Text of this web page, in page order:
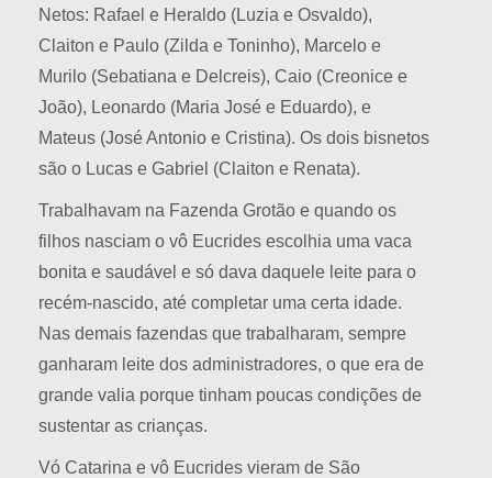
Netos: Rafael e Heraldo (Luzia e Osvaldo),
Claiton e Paulo (Zilda e Toninho), Marcelo e
Murilo (Sebatiana e Delcreis), Caio (Creonice e
João), Leonardo (Maria José e Eduardo), e
Mateus (José Antonio e Cristina). Os dois bisnetos
são o Lucas e Gabriel (Claiton e Renata).
Trabalhavam na Fazenda Grotão e quando os
filhos nasciam o vô Eucrides escolhia uma vaca
bonita e saudável e só dava daquele leite para o
recém-nascido, até completar uma certa idade.
Nas demais fazendas que trabalharam, sempre
ganharam leite dos administradores, o que era de
grande valia porque tinham poucas condições de
sustentar as crianças.
Vó Catarina e vô Eucrides vieram de São